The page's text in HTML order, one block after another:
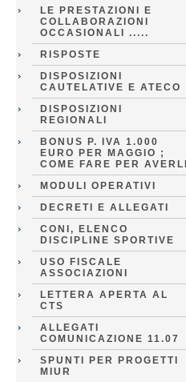
LE PRESTAZIONI E
COLLABORAZIONI
OCCASIONALI .....
RISPOSTE
DISPOSIZIONI
CAUTELATIVE E ATECO
DISPOSIZIONI
REGIONALI
BONUS P. IVA 1.000
EURO PER MAGGIO ;
COME FARE PER AVERLI
MODULI OPERATIVI
DECRETI E ALLEGATI
CONI, ELENCO
DISCIPLINE SPORTIVE
USO FISCALE
ASSOCIAZIONI
LETTERA APERTA AL
CTS
ALLEGATI
COMUNICAZIONE 11.07
SPUNTI PER PROGETTI
MIUR